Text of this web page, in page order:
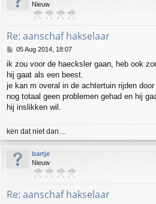
Nieuw
Re: aanschaf hakselaar
P
s
t
05 Aug 2014, 18:07
ik zou voor de haecksler gaan, heb ook
hij gaat als een beest.
je kan m overal in de achtertuin rijden
nog totaal geen problemen gehad en hij
hij inslikken wil.
ken dat niet dan....
bartje
Nieuw
Re: aanschaf hakselaar